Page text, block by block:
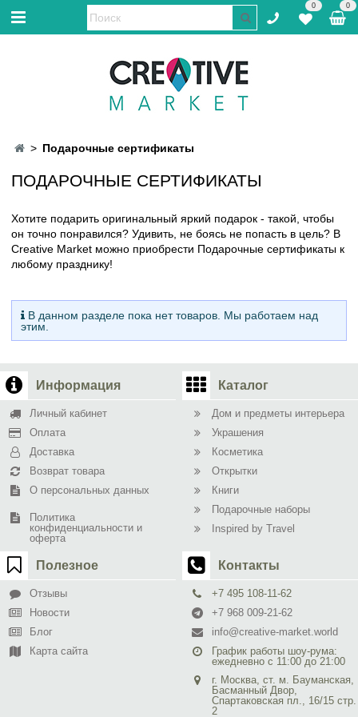
0 0
Подарочные сертификаты
ПОДАРОЧНЫЕ СЕРТИФИКАТЫ
Хотите подарить оригинальный яркий подарок - такой, чтобы
он точно понравился? Удивить, не боясь не попасть в цель? В
Creative Market можно приобрести Подарочные сертификаты к
любому празднику!
В данном разделе пока нет товаров. Мы работаем над
этим.
Информация
Личный кабинет
Оплата
Доставка
Возврат товара
О персональных данных
Политика
конфиденциальности и
оферта
Каталог
Дом и предметы интерьера
Украшения
Косметика
Открытки
Книги
Подарочные наборы
Inspired by Travel
Полезное
Отзывы
Новости
Блог
Карта сайта
Контакты
+7 495 108-11-62
+7 968 009-21-62
info@creative-market.world
График работы шоу-рума:
ежедневно с 11:00 до 21:00
г. Москва, ст. м. Бауманская,
Басманный Двор,
Спартаковская пл., 16/15 стр.
2